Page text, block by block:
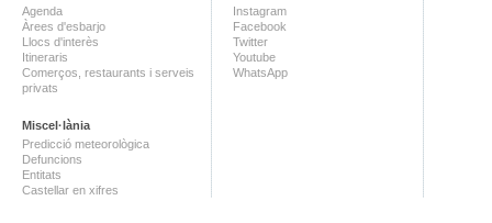
Agenda
Àrees d'esbarjo
Llocs d'interès
Itineraris
Comerços, restaurants i serveis
privats
Miscel·lània
Predicció meteorològica
Defuncions
Entitats
Castellar en xifres
Instagram
Facebook
Twitter
Youtube
WhatsApp